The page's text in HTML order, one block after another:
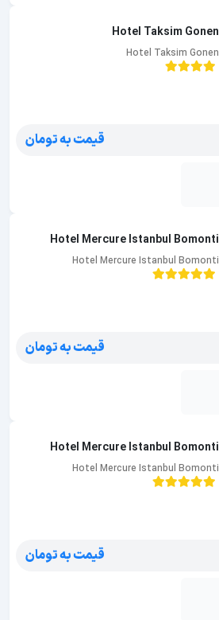
Hotel Taksim Gonen
Hotel Taksim Gonen
قیمت به تومان
Hotel Mercure Istanbul Bomonti
Hotel Mercure Istanbul Bomonti
قیمت به تومان
Hotel Mercure Istanbul Bomonti
Hotel Mercure Istanbul Bomonti
قیمت به تومان